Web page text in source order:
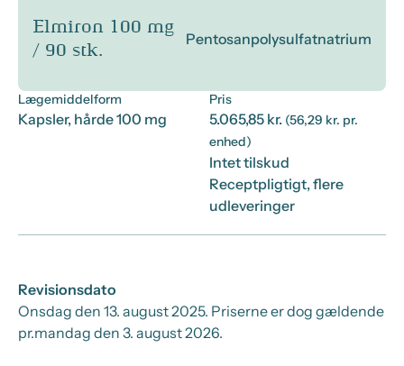
elmiron 100 mg
/ 90 stk.
Pentosanpolysulfatnatrium
Lægemiddelform
Kapsler, hårde 100 mg
Pris
5.065,85 kr. (56,29 kr. pr.
enhed)
Intet tilskud
Receptpligtigt, flere
udleveringer
Revisionsdato
Onsdag den 13. august 2025. Priserne er dog gældende
pr.mandag den 3. august 2026.